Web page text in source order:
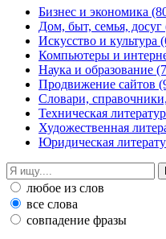
Бизнес и экономика
Дом, быт, семья, досуг
Искусство и культура
Компьютеры и
Наука и образование
Продвижение сайтов
Словари,
Техническая
Художественная
Юридическая
любое из слов
все слова
совпадение фразы